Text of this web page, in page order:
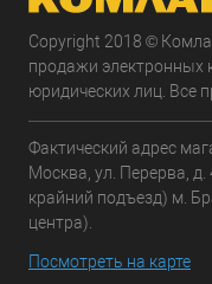
Copyright 2018 ©
продажи электронных
юридических лиц. Все
Фактический адрес
Москва, ул. Перерва,
крайний подъезд) м.
центра).
Посмотреть на карте